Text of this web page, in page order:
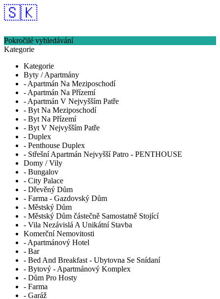
🇸🇰
Pokročilé vyhledávání
Kategorie
Kategorie
Byty / Apartmány
- Apartmán Na Meziposchodí
- Apartmán Na Přízemí
- Apartmán V Nejvyšším Patře
- Byt Na Meziposchodí
- Byt Na Přízemí
- Byt V Nejvyšším Patře
- Duplex
- Penthouse Duplex
- Střešní Apartmán Nejvyšší Patro - PENTHOUSE
Domy / Vily
- Bungalov
- City Palace
- Dřevěný Dům
- Farma - Gazdovský Dům
- Městský Dům
- Městský Dům částečně Samostatně Stojící
- Vila Nezávislá A Unikátní Stavba
Komerční Nemovitosti
- Apartmánový Hotel
- Bar
- Bed And Breakfast - Ubytovna Se Snídaní
- Bytový - Apartmánový Komplex
- Dům Pro Hosty
- Farma
- Garáž